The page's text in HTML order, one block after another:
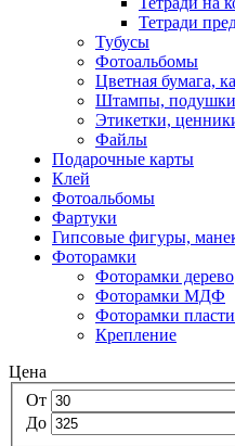
Тетради
Тубусы
Фотоальбомы
Цветная бумага,
Штампы, подушки
Этикетки,
Файлы
Подарочные карты
Клей
Фотоальбомы
Фартуки
Гипсовые фигуры,
Фоторамки
Фоторамки дерево
Фоторамки МДФ
Фоторамки
Крепление
Цена
От
До